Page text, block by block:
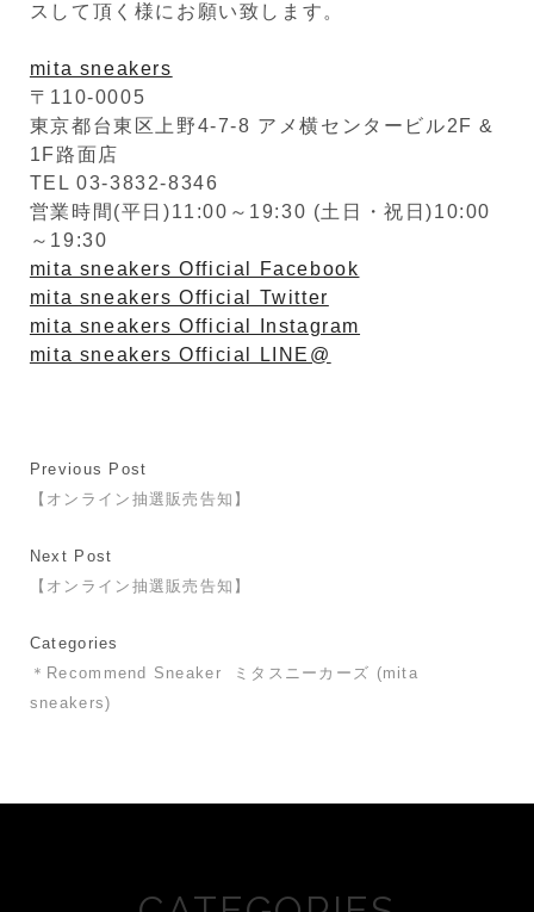
スして頂く様にお願い致します。
mita sneakers
〒110-0005
東京都台東区上野4-7-8 アメ横センタービル2F &
1F路面店
TEL 03-3832-8346
営業時間(平日)11:00～19:30 (土日・祝日)10:00
～19:30
mita sneakers Official Facebook
mita sneakers Official Twitter
mita sneakers Official Instagram
mita sneakers Official LINE@
Previous Post
【オンライン抽選販売告知】
Next Post
【オンライン抽選販売告知】
Categories
＊Recommend Sneaker
ミタスニーカーズ (mita
sneakers)